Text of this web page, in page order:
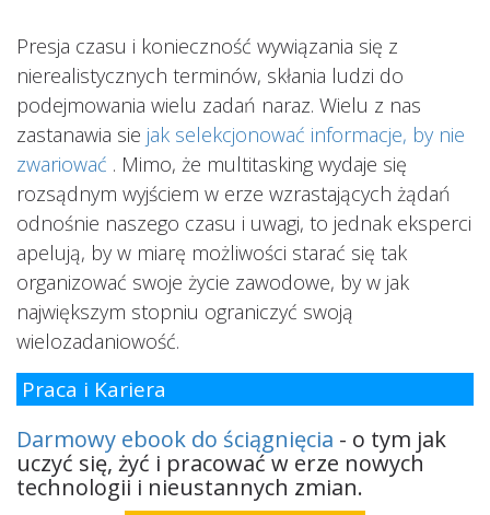
Presja czasu i konieczność wywiązania się z
nierealistycznych terminów, skłania ludzi do
podejmowania wielu zadań naraz. Wielu z nas
zastanawia sie jak selekcjonować informacje, by nie
zwariować . Mimo, że multitasking wydaje się
rozsądnym wyjściem w erze wzrastających żądań
odnośnie naszego czasu i uwagi, to jednak eksperci
apelują, by w miarę możliwości starać się tak
organizować swoje życie zawodowe, by w jak
największym stopniu ograniczyć swoją
wielozadaniowość.
Praca i Kariera
Darmowy ebook do ściągnięcia - o tym jak
uczyć się, żyć i pracować w erze nowych
technologii i nieustannych zmian.